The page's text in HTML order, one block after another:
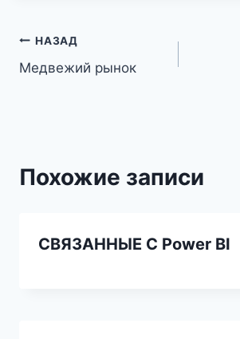
Навигация
по
НАЗАД
Медвежий рынок
Похожие записи
СВЯЗАННЫЕ С Power BI